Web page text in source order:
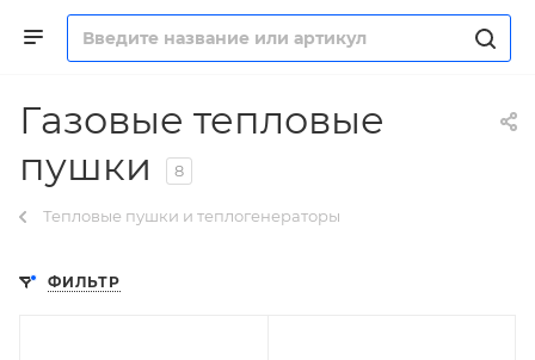
Газовые тепловые
пушки
8
Тепловые пушки и теплогенераторы
ФИЛЬТР